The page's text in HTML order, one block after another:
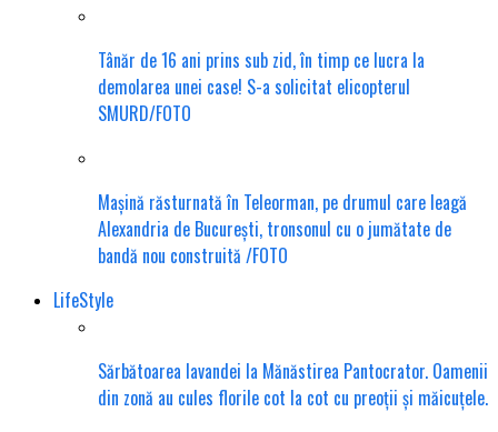
Tânăr de 16 ani prins sub zid, în timp ce lucra la
demolarea unei case! S-a solicitat elicopterul
SMURD/FOTO
Mașină răsturnată în Teleorman, pe drumul care leagă
Alexandria de București, tronsonul cu o jumătate de
bandă nou construită /FOTO
LifeStyle
Sărbătoarea lavandei la Mănăstirea Pantocrator. Oamenii
din zonă au cules florile cot la cot cu preoții și măicuțele.